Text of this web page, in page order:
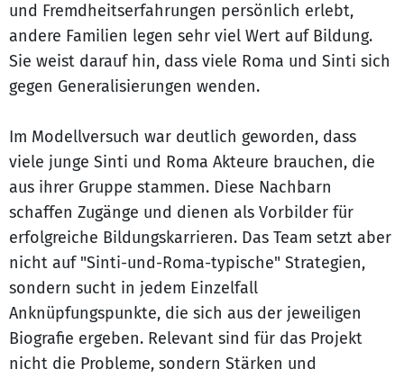
und Fremdheitserfahrungen persönlich erlebt,
andere Familien legen sehr viel Wert auf Bildung.
Sie weist darauf hin, dass viele Roma und Sinti sich
gegen Generalisierungen wenden.
Im Modellversuch war deutlich geworden, dass
viele junge Sinti und Roma Akteure brauchen, die
aus ihrer Gruppe stammen. Diese Nachbarn
schaffen Zugänge und dienen als Vorbilder für
erfolgreiche Bildungskarrieren. Das Team setzt aber
nicht auf "Sinti-und-Roma-typische" Strategien,
sondern sucht in jedem Einzelfall
Anknüpfungspunkte, die sich aus der jeweiligen
Biografie ergeben. Relevant sind für das Projekt
nicht die Probleme, sondern Stärken und